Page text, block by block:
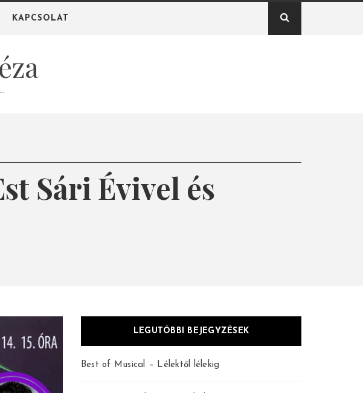
KAPCSOLAT
Sári Évivel és
LEGUTÓBBI BEJEGYZÉSEK
Best of Musical – Lélektől lélekig